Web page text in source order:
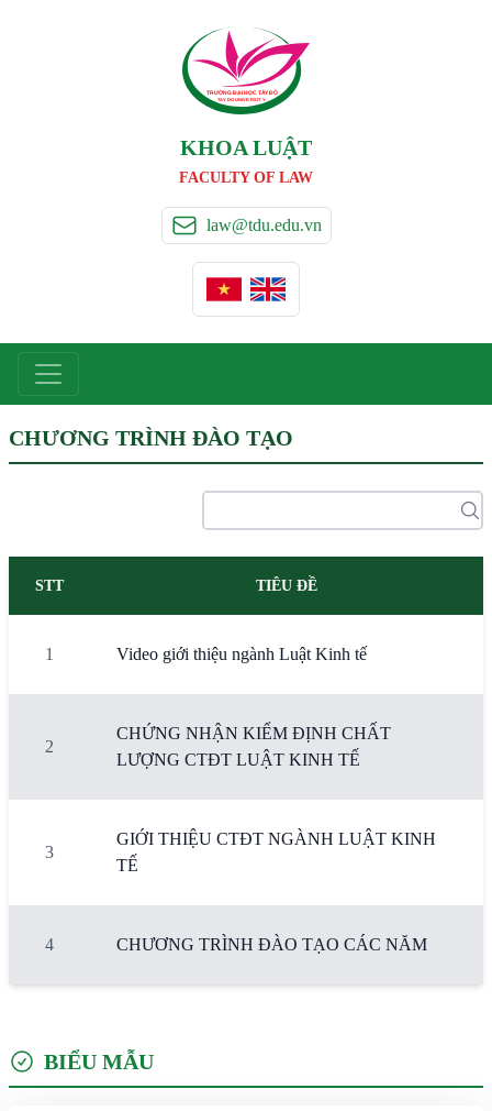
TRƯỜNG ĐẠI HỌC TÂY ĐÔ
TAY DO UNIVERSIT Y
KHOA LUẬT
FACULTY OF LAW
law@tdu.edu.vn
CHƯƠNG TRÌNH ĐÀO TẠO
STT TIÊU ĐỀ
1 Video giới thiệu ngành Luật Kinh tế
2
CHỨNG NHẬN KIỂM ĐỊNH CHẤT
LƯỢNG CTĐT LUẬT KINH TẾ
3
GIỚI THIỆU CTĐT NGÀNH LUẬT KINH
TẾ
4 CHƯƠNG TRÌNH ĐÀO TẠO CÁC NĂM
BIỂU MẪU